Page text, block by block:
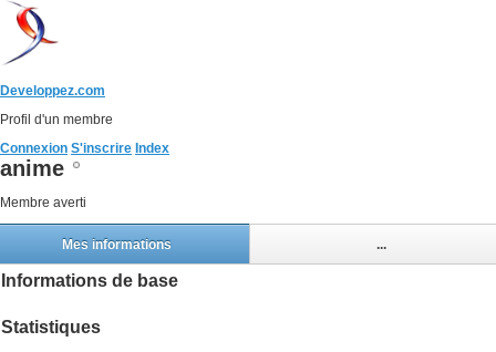
Developpez.com
Profil d'un membre
Connexion S'inscrire Index
anime
Membre averti
Mes informations ...
Informations de base
Statistiques